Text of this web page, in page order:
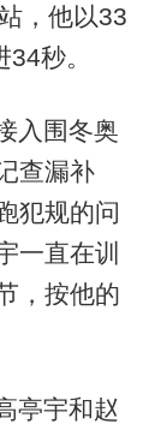
，他以33
秒。
入围冬奥
查漏补
犯规的问
一直在训
，按他的
亭宇和赵